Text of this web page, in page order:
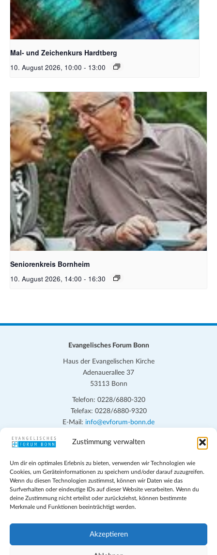
Zustimmung verwalten
Um dir ein optimales Erlebnis zu bieten, verwenden wir Technologien wie
Cookies, um Geräteinformationen zu speichern und/oder darauf zuzugreifen.
Wenn du diesen Technologien zustimmst, können wir Daten wie das
Surfverhalten oder eindeutige IDs auf dieser Website verarbeiten. Wenn du
deine Zustimmung nicht erteilst oder zurückziehst, können bestimmte
Merkmale und Funktionen beeinträchtigt werden.
Akzeptieren
Unsplash_RhondaK Native Florida Folk Artist
Mal- und Zeichenkurs Hardtberg
10. August 2026, 10:00 - 13:00
Bildquelle Pixabay Free
Seniorenkreis Bornheim
10. August 2026, 14:00 - 16:30
Evangelisches Forum Bonn
Haus der Evangelischen Kirche
Adenauerallee 37
53113 Bonn
Telefon: 0228/6880-320
Telefax: 0228/6880-9320
E-Mail: info@evforum-bonn.de
Das Evangelische Forum Bonn will in seinen zentralen
persönlichen, beruflichen, kirchlichen und öffentlichen Lebens
eingehen, zu offener Begegnung und ehrlicher Auseinandersetzung
anregen und mithelfen, aus der Verheißung des Evangeliums heraus
im individuellen und gesellschaftlichen Leben verantwortlich zu
denken, zu reden und zu handeln.
Impressum